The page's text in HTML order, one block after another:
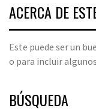
ACERCA DE
Este puede ser un
o para incluir
BÚSQUEDA